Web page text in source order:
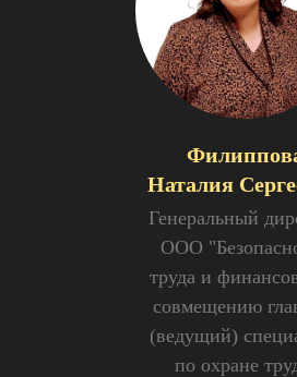
Наталия
Генеральный
ООО
труда и
совмещению
(ведущий)
по охране